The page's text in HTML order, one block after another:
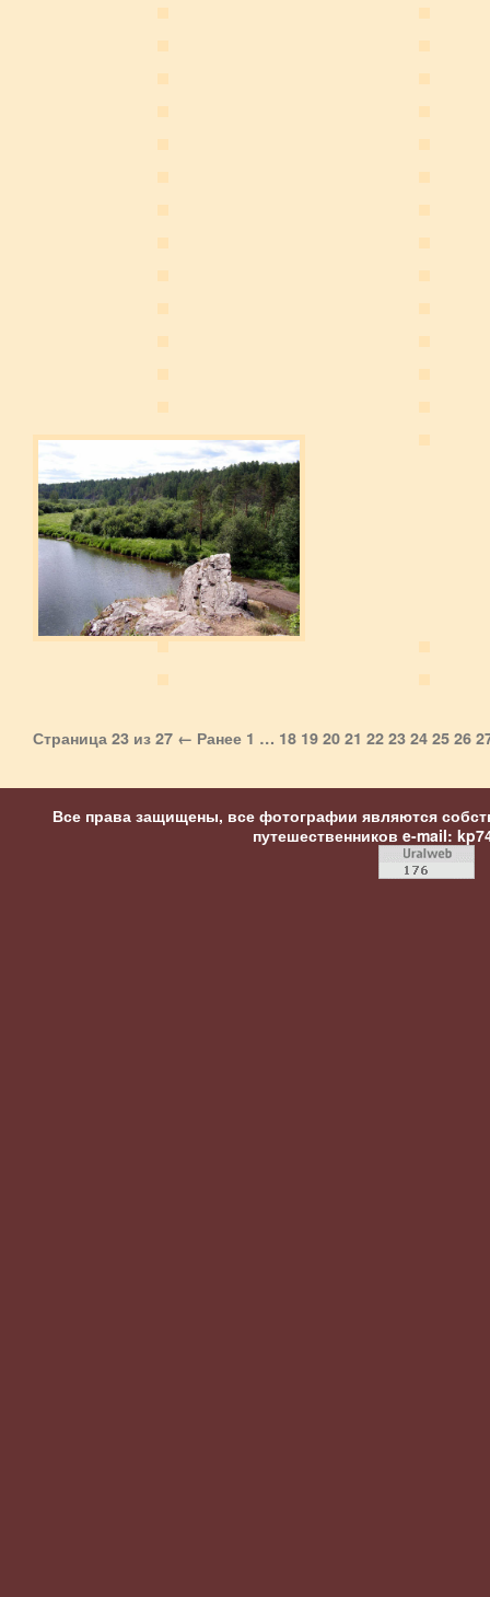
Страница 23 из 27 ← Ранее 1 … 18 19 20 21 22 23 24 25 26
Все права защищены, все фотографии являются
путешественников e-mail: